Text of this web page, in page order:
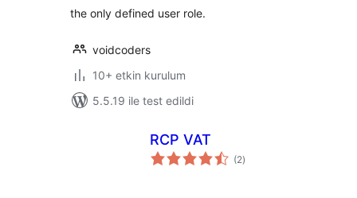
the only defined user role.
voidcoders
10+ etkin kurulum
5.5.19 ile test edildi
RCP VAT
(2toplam
puan
)